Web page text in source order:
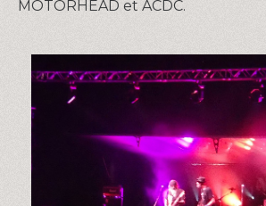
MOTÖRHEAD et ACDC.